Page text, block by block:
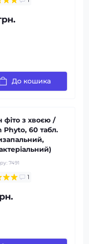
До кошика
фіто з хвоєю /
Phyto, 60 табл.
7491
1